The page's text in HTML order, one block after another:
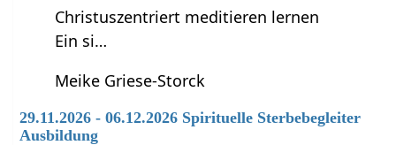
Christuszentriert meditieren lernen
Ein si…
Meike Griese-Storck
29.11.2026 - 06.12.2026 Spirituelle Sterbebegleiter
Ausbildung